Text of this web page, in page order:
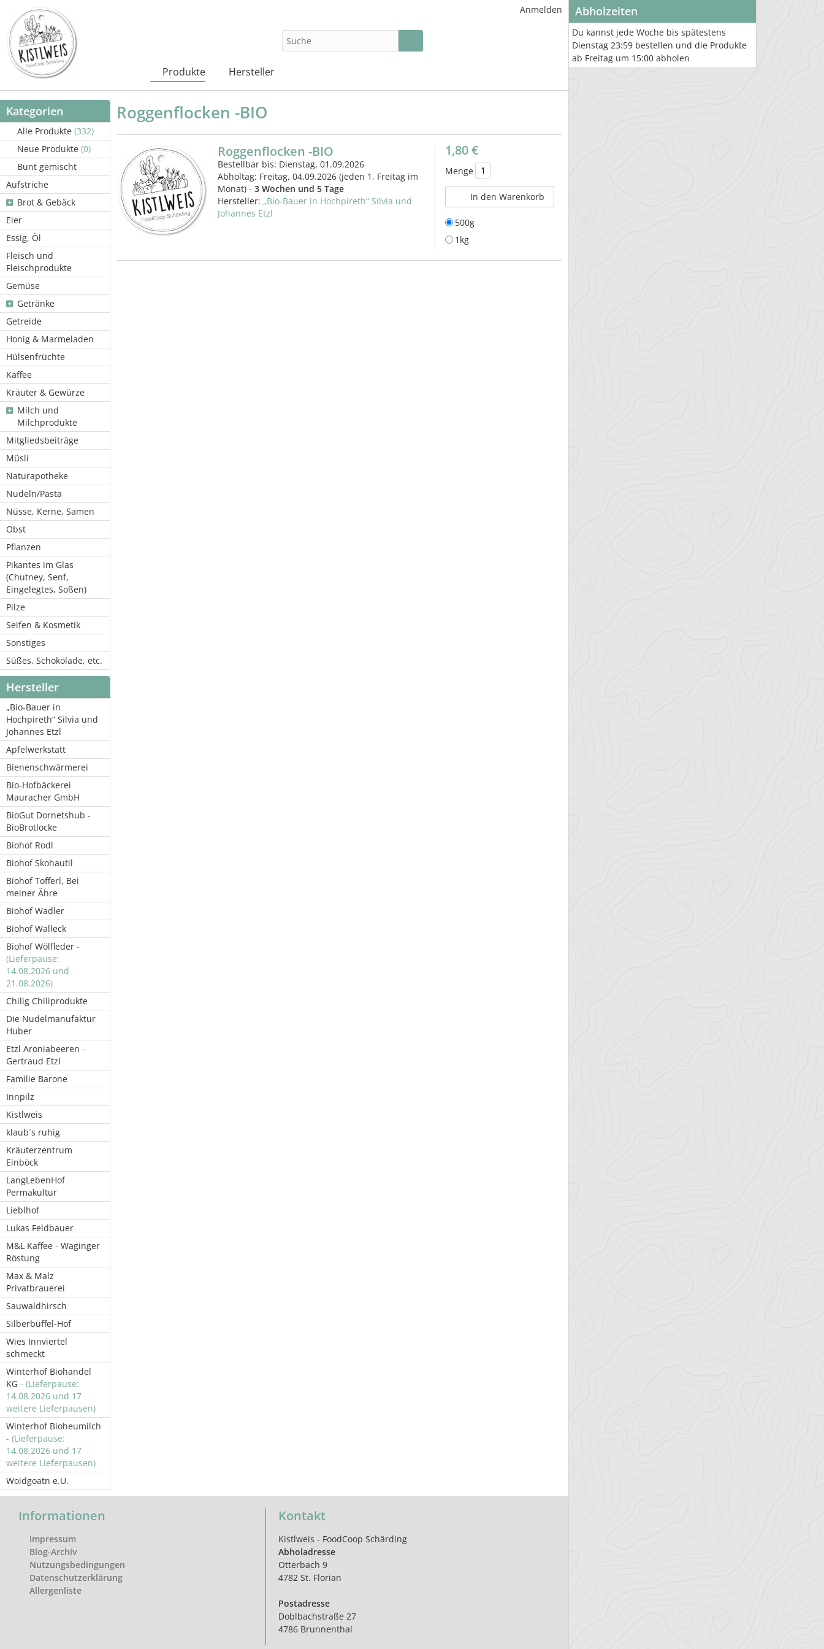
Anmelden
Produkte Hersteller
Kategorien
Alle Produkte (332)
Neue Produkte (0)
Bunt gemischt
Aufstriche
Brot & Gebäck
Eier
Essig, Öl
Fleisch und
Fleischprodukte
Gemüse
Getränke
Getreide
Honig & Marmeladen
Hülsenfrüchte
Kaffee
Kräuter & Gewürze
Milch und
Milchprodukte
Mitgliedsbeiträge
Müsli
Naturapotheke
Nudeln/Pasta
Nüsse, Kerne, Samen
Obst
Pflanzen
Pikantes im Glas
(Chutney, Senf,
Eingelegtes, Soßen)
Pilze
Seifen & Kosmetik
Sonstiges
Süßes, Schokolade, etc.
Hersteller
„Bio-Bauer in
Hochpireth“ Silvia und
Johannes Etzl
Apfelwerkstatt
Bienenschwärmerei
Bio-Hofbäckerei
Mauracher GmbH
BioGut Dornetshub -
BioBrotlocke
Biohof Rodl
Biohof Skohautil
Biohof Tofferl, Bei
meiner Ähre
Biohof Wadler
Biohof Walleck
Biohof Wölfleder -
(Lieferpause:
14.08.2026 und
21.08.2026)
Chilig Chiliprodukte
Die Nudelmanufaktur
Huber
Etzl Aroniabeeren -
Gertraud Etzl
Familie Barone
Innpilz
Kistlweis
klaub´s ruhig
Kräuterzentrum
Einböck
LangLebenHof
Permakultur
Lieblhof
Lukas Feldbauer
M&L Kaffee - Waginger
Röstung
Max & Malz
Privatbrauerei
Sauwaldhirsch
Silberbüffel-Hof
Wies Innviertel
schmeckt
Winterhof Biohandel
KG - (Lieferpause:
14.08.2026 und 17
weitere Lieferpausen)
Winterhof Bioheumilch
- (Lieferpause:
14.08.2026 und 17
weitere Lieferpausen)
Woidgoatn e.U.
Roggenflocken -BIO
Roggenflocken -BIO
Bestellbar bis: Dienstag, 01.09.2026
Abholtag: Freitag, 04.09.2026 (jeden 1. Freitag im
Monat) - 3 Wochen und 5 Tage
Hersteller: „Bio-Bauer in Hochpireth“ Silvia und
Johannes Etzl
1,80 €
Menge
In den Warenkorb
500g
1kg
Abholzeiten
Du kannst jede Woche bis spätestens
Dienstag 23:59 bestellen und die Produkte
ab Freitag um 15:00 abholen
Informationen
Impressum
Blog-Archiv
Nutzungsbedingungen
Datenschutzerklärung
Allergenliste
Kontakt
Kistlweis - FoodCoop Schärding
Abholadresse
Otterbach 9
4782 St. Florian
Postadresse
Doblbachstraße 27
4786 Brunnenthal